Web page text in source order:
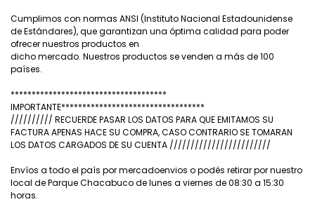
Cumplimos con normas ANSI (Instituto Nacional Estadounidense
de Estándares), que garantizan una óptima calidad para poder
ofrecer nuestros productos en
dicho mercado. Nuestros productos se venden a más de 100
países.
*************************************
IMPORTANTE**********************************
////////// RECUERDE PASAR LOS DATOS PARA QUE EMITAMOS SU
FACTURA APENAS HACE SU COMPRA, CASO CONTRARIO SE TOMARAN
LOS DATOS CARGADOS DE SU CUENTA ////////////////////////
Envíos a todo el país por mercadoenvios o podés retirar por nuestro
local de Parque Chacabuco de lunes a viernes de 08:30 a 15:30
horas.